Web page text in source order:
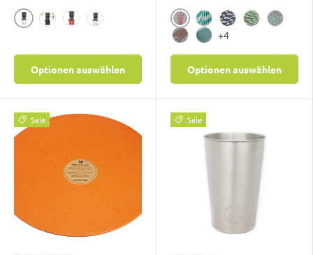
weiss
Optionen auswählen
streifen-himbeer
streifen-aqua
streifen-marine
+4
Optionen auswählen
Sale Sale